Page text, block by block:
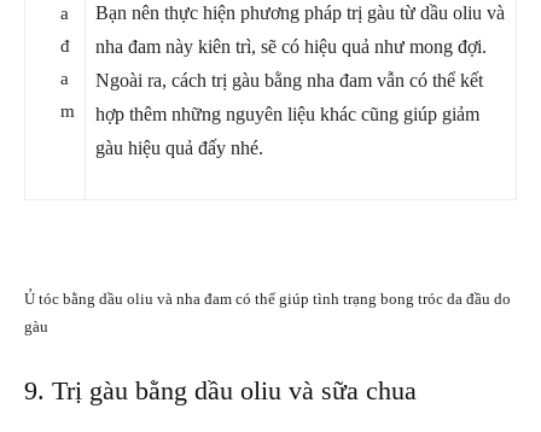
a
đ
a
m
Bạn nên thực hiện phương pháp trị gàu từ dầu oliu và
nha đam này kiên trì, sẽ có hiệu quả như mong đợi.
Ngoài ra, cách trị gàu bằng nha đam vẫn có thể kết
hợp thêm những nguyên liệu khác cũng giúp giảm
gàu hiệu quả đấy nhé.
Ủ tóc bằng dầu oliu và nha đam có thể giúp tình trạng bong tróc da đầu do
gàu
9. Trị gàu bằng dầu oliu và sữa chua